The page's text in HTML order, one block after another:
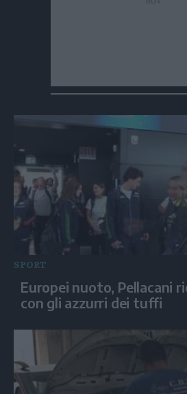
SPORT
Europei nuoto, Pellacani
con gli azzurri dei tuffi